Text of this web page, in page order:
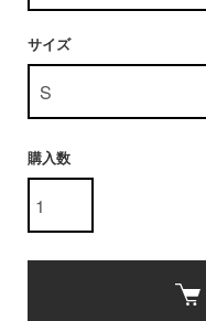
サイズ
購入数